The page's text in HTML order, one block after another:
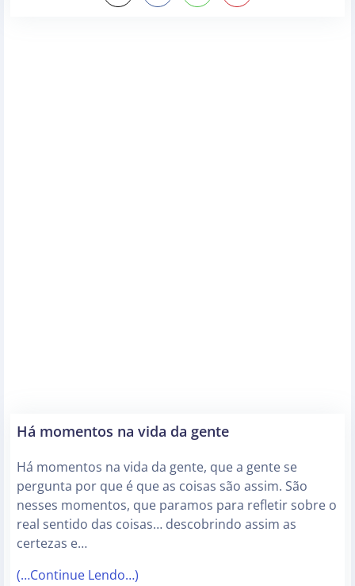
Há momentos na vida da gente
Há momentos na vida da gente, que a gente se
pergunta por que é que as coisas são assim. São
nesses momentos, que paramos para refletir sobre o
real sentido das coisas… descobrindo assim as
certezas e…
(…Continue Lendo…)